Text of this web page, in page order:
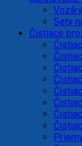
Sety
Čistiace